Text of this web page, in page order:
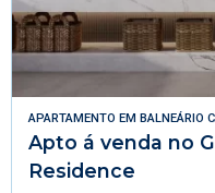
APARTAMENTO EM BALNEÁRIO
Apto á venda no
Residence